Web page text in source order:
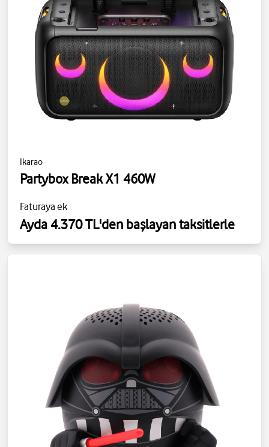
Ikarao
Partybox Break X1 460W
Faturaya ek
Ayda 4.370 TL'den başlayan taksitlerle